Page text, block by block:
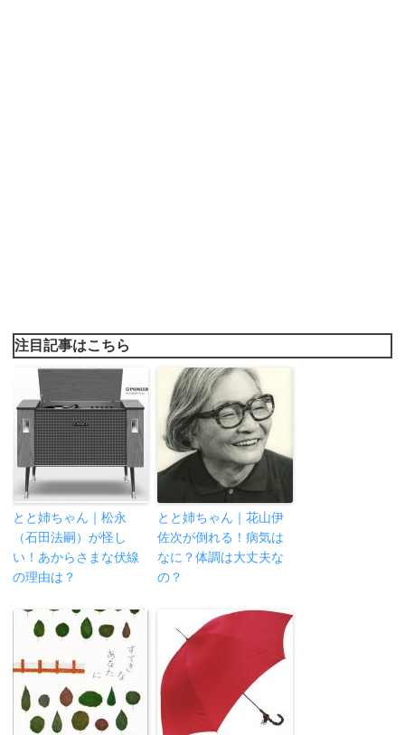
注目記事はこちら
とと姉ちゃん｜松永
（石田法嗣）が怪し
い！あからさまな伏線
の理由は？
とと姉ちゃん｜花山伊
佐次が倒れる！病気は
なに？体調は大丈夫な
の？